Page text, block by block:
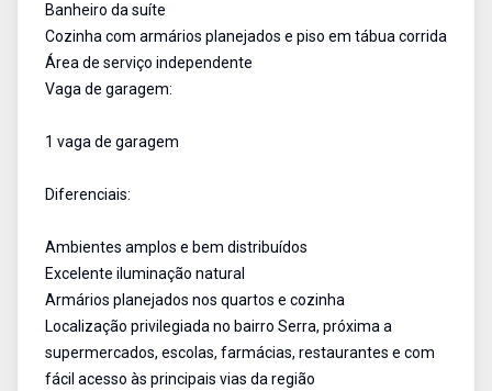
Banheiro da suíte
Cozinha com armários planejados e piso em tábua corrida
Área de serviço independente
Vaga de garagem:
1 vaga de garagem
Diferenciais:
Ambientes amplos e bem distribuídos
Excelente iluminação natural
Armários planejados nos quartos e cozinha
Localização privilegiada no bairro Serra, próxima a
supermercados, escolas, farmácias, restaurantes e com
fácil acesso às principais vias da região